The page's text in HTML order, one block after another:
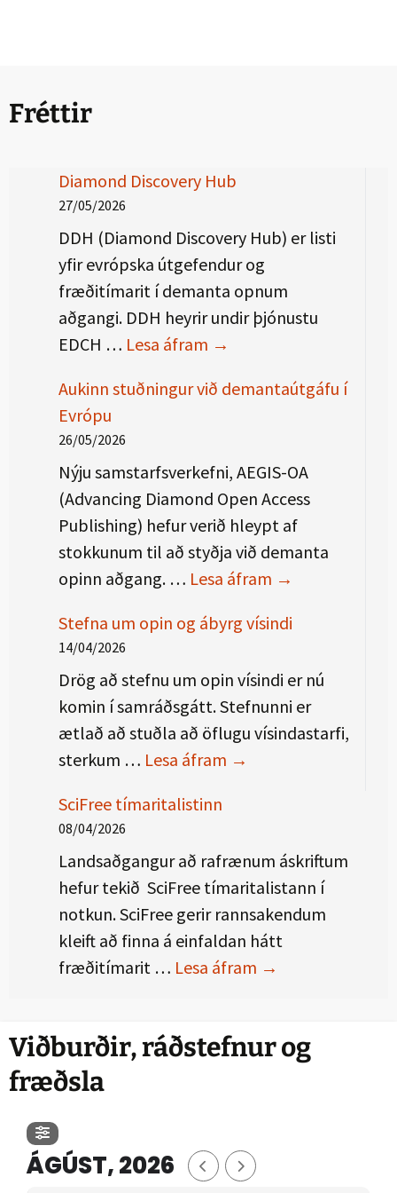
Fréttir
Diamond Discovery Hub
27/05/2026
DDH (Diamond Discovery Hub) er listi
yfir evrópska útgefendur og
fræðitímarit í demanta opnum
aðgangi. DDH heyrir undir þjónustu
EDCH … Lesa áfram Diamond Discovery Hub
→
Aukinn stuðningur við demantaútgáfu í
Evrópu
26/05/2026
Nýju samstarfsverkefni, AEGIS-OA
(Advancing Diamond Open Access
Publishing) hefur verið hleypt af
stokkunum til að styðja við demanta
opinn aðgang. … Lesa áfram Aukinn
→
Stefna um opin og ábyrg vísindi
14/04/2026
Drög að stefnu um opin vísindi er nú
komin í samráðsgátt. Stefnunni er
ætlað að stuðla að öflugu vísindastarfi,
sterkum … Lesa áfram Stefna um opin og
→
SciFree tímaritalistinn
08/04/2026
Landsaðgangur að rafrænum áskriftum
hefur tekið SciFree tímaritalistann í
notkun. SciFree gerir rannsakendum
kleift að finna á einfaldan hátt
fræðitímarit … Lesa áfram SciFree
→
Viðburðir, ráðstefnur og
fræðsla
ÁGÚST, 2026